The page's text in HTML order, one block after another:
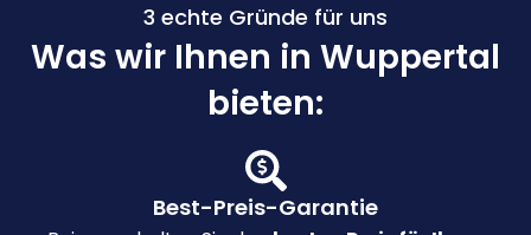
3 echte Gründe für uns
Was wir Ihnen in Wuppertal
bieten:
Best-Preis-Garantie